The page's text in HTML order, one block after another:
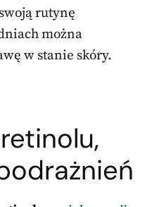
rutynę
można
w stanie skóry.